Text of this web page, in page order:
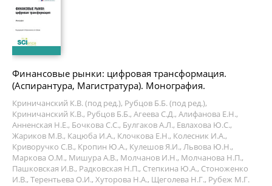
Финансовые рынки: цифровая трансформация.
(Аспирантура, Магистратура). Монография.
Криничанский К.В. (под ред.), Рубцов Б.Б. (под ред.),
Криничанский К.В., Рубцов Б.Б., Агеева С.Д., Алифанова Е.Н.,
Анненская Н.Е., Бочкова С.С., Булгаков А.Л., Евлахова Ю.С.,
Жариков М.В., Кацюба И.А., Клочкова Е.Н., Колесник И.А.,
Криворучко С.В., Кропин Ю.А., Кулешов Я.И., Львова Ю.Н.,
Маркова О.М., Мишура А.В., Молчанов И.Н., Молчанова Н.П.,
Пашковская И.В., Радковская Н.П., Степкина Ю.А., Стоноженко
И.В., Терентьева О.И., Хуторова Н.А., Щеголева Н.Г., Рубеж М.Г.